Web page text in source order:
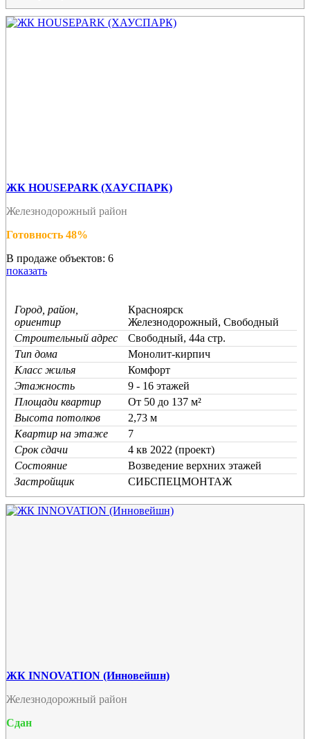
ЖК HOUSEPARK (ХАУСПАРК)
Железнодорожный район
Готовность 48%
В продаже объектов: 6
показать
Город, район,
ориентир
Красноярск
Железнодорожный, Свободный
Строительный адрес
Свободный, 44а стр.
Тип дома
Монолит-кирпич
Класс жилья
Комфорт
Этажность
9 - 16 этажей
Площади квартир
От 50 до 137 м²
Высота потолков
2,73 м
Квартир на этаже
7
Срок сдачи
4 кв 2022 (проект)
Состояние
Возведение верхних этажей
Застройщик
СИБСПЕЦМОНТАЖ
ЖК INNOVATION (Инновейшн)
Железнодорожный район
Сдан